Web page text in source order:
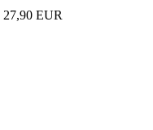
27,90 EUR